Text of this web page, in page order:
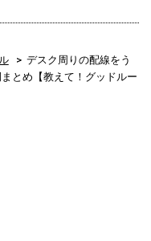
デスク周りの配線をう
とめ【教えて！グッドルー